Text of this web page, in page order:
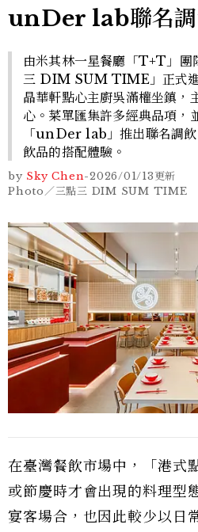
unDer lab聯名
由米其林一星餐廳「T+T」團
三 DIM SUM TIME」正式進
晶華軒點心主廚吳滿權坐鎮，
心。菜單匯集許多經典品項，
「unDer lab」推出聯名調
飲品的搭配體驗。
by Sky Chen-2026/01/13更新
Photo／三點三 DIM SUM TIME
在臺灣餐飲市場中，「港式
或節慶時才會出現的料理型
宴客場合，也因此較少以日